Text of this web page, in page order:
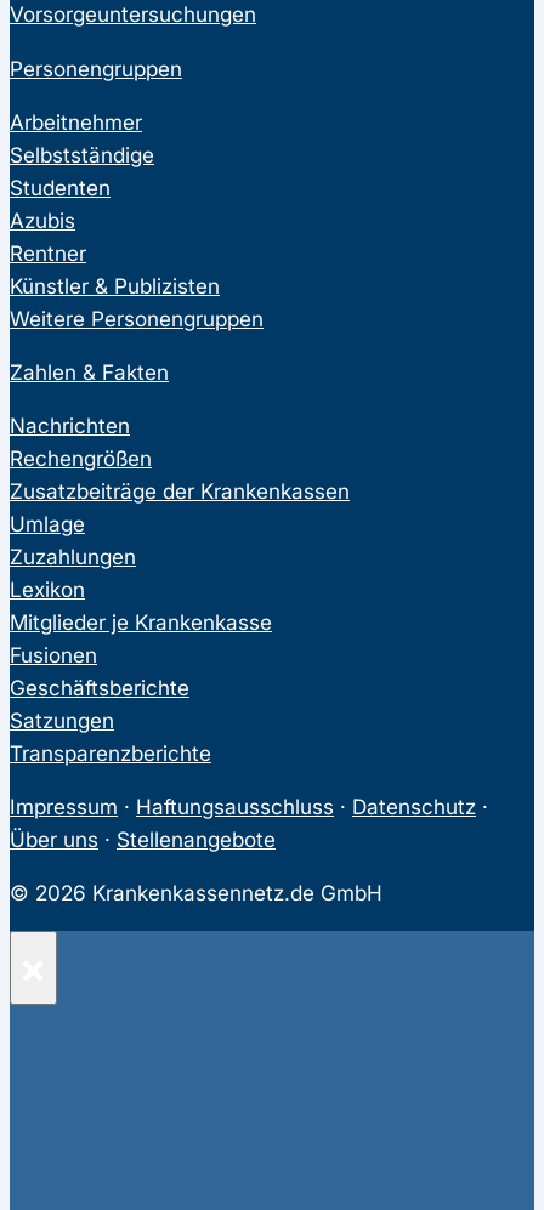
Vorsorgeuntersuchungen
Personengruppen
Arbeitnehmer
Selbstständige
Studenten
Azubis
Rentner
Künstler & Publizisten
Weitere Personengruppen
Zahlen & Fakten
Nachrichten
Rechengrößen
Zusatzbeiträge der Krankenkassen
Umlage
Zuzahlungen
Lexikon
Mitglieder je Krankenkasse
Fusionen
Geschäftsberichte
Satzungen
Transparenzberichte
Impressum · Haftungsausschluss · Datenschutz ·
Über uns · Stellenangebote
© 2026 Krankenkassennetz.de GmbH